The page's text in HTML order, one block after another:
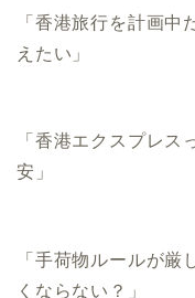
「香港旅行を計画中
えたい」
「香港エクスプレ
安」
「手荷物ルールが厳
くならない？」